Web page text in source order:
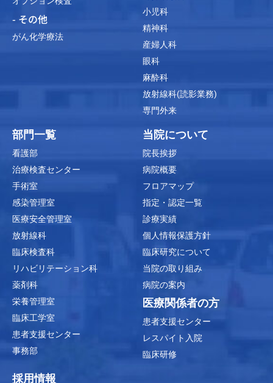
- その他
がん化学療法
小児科
精神科
産婦人科
眼科
麻酔科
放射線科(読影業務)
専門外来
部門一覧
看護部
治療検査センター
手術室
感染管理室
医療安全管理室
放射線科
臨床検査科
リハビリテーション科
薬剤科
栄養管理室
臨床工学室
患者支援センター
事務部
当院について
院長挨拶
病院概要
フロアマップ
指定・認定一覧
診療実績
個人情報保護方針
臨床研究について
当院の取り組み
病院の案内
医療関係者の方
患者支援センター
レスパイト入院
臨床研修
採用情報